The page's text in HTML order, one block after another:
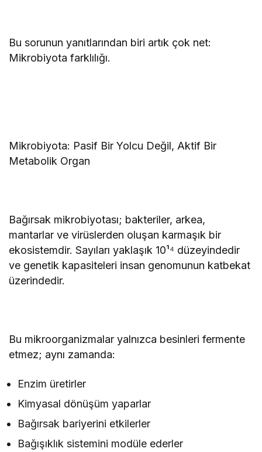
Bu sorunun yanıtlarından biri artık çok net:
Mikrobiyota farklılığı.
Mikrobiyota: Pasif Bir Yolcu Değil, Aktif Bir
Metabolik Organ
Bağırsak mikrobiyotası; bakteriler, arkea,
mantarlar ve virüslerden oluşan karmaşık bir
ekosistemdir. Sayıları yaklaşık 10¹⁴ düzeyindedir
ve genetik kapasiteleri insan genomunun katbekat
üzerindedir.
Bu mikroorganizmalar yalnızca besinleri fermente
etmez; aynı zamanda:
Enzim üretirler
Kimyasal dönüşüm yaparlar
Bağırsak bariyerini etkilerler
Bağışıklık sistemini modüle ederler